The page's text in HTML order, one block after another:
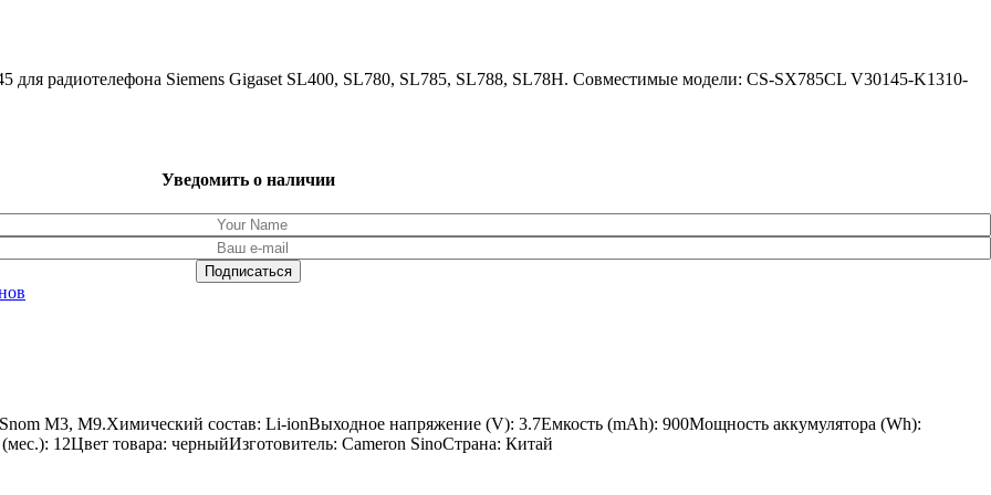
для радиотелефона Siemens Gigaset SL400, SL780, SL785, SL788, SL78H. Совместимые модели: CS-SX785CL V30145-K1310-
Уведомить о наличии
M3, M9.Химический состав: Li-ionВыходное напряжение (V): 3.7Емкость (mAh): 900Мощность аккумулятора (Wh):
12Цвет товара: черныйИзготовитель: Cameron SinoСтрана: Китай